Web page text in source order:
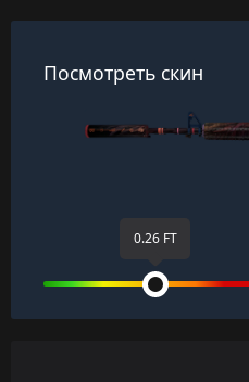
Посмотреть скин
0.26 FT